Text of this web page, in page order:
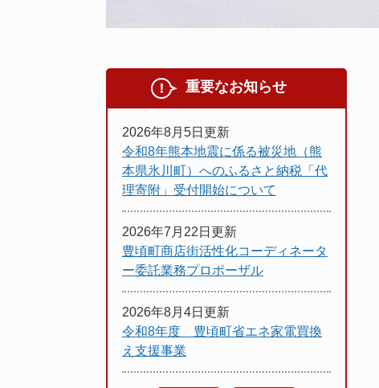
重要なお知らせ
2026年8月5日更新
令和8年熊本地震に係る被災地（熊
本県氷川町）へのふるさと納税「代
理寄附」受付開始について
2026年7月22日更新
豊頃町商店街活性化コーディネータ
ー委託業務プロポーザル
2026年8月4日更新
令和8年度 豊頃町省エネ家電買換
え支援事業